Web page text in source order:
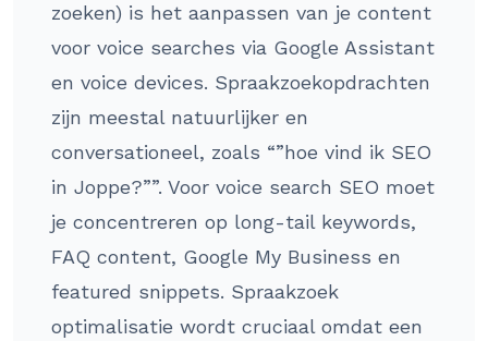
zoeken) is het aanpassen van je content
voor voice searches via Google Assistant
en voice devices. Spraakzoekopdrachten
zijn meestal natuurlijker en
conversationeel, zoals “”hoe vind ik SEO
in Joppe?””. Voor voice search SEO moet
je concentreren op long-tail keywords,
FAQ content, Google My Business en
featured snippets. Spraakzoek
optimalisatie wordt cruciaal omdat een